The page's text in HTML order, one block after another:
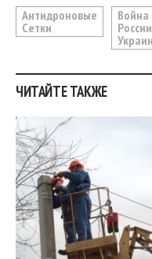
Антидроновые
Сетки
Война
ЧИТАЙТЕ ТАКЖЕ